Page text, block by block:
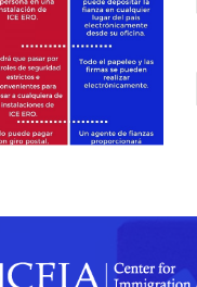
inmigración –
FIANZA USTED